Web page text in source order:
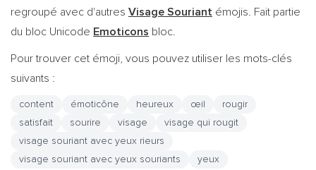
regroupé avec d'autres Visage Souriant émojis. Fait partie
du bloc Unicode Emoticons bloc.
Pour trouver cet émoji, vous pouvez utiliser les mots-clés
suivants :
content émoticône heureux œil
rougir
satisfait
sourire visage
visage qui rougit
visage souriant avec yeux rieurs
visage souriant avec yeux souriants
yeux